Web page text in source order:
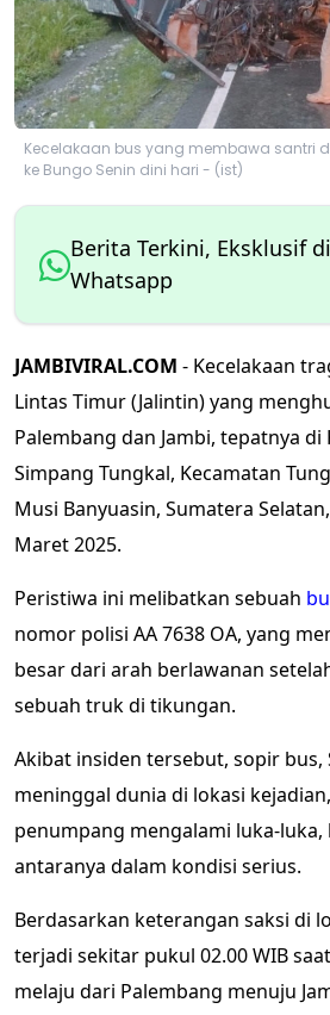
Kecelakaan bus yang membawa santri
ke Bungo Senin dini hari - (ist)
Berita Terkini, Eksklusif di
Whatsapp
JAMBIVIRAL.COM - Kecelakaan
Lintas Timur (Jalintin) yang
Palembang dan Jambi, tepatnya di
Simpang Tungkal, Kecamatan
Musi Banyuasin, Sumatera
Maret 2025.
Peristiwa ini melibatkan sebuah
nomor polisi AA 7638 OA, yang
besar dari arah berlawanan
sebuah truk di tikungan.
Akibat insiden tersebut, sopir bus,
meninggal dunia di lokasi
penumpang mengalami luka-luka,
antaranya dalam kondisi serius.
Berdasarkan keterangan saksi di
terjadi sekitar pukul 02.00 WIB saat
melaju dari Palembang menuju